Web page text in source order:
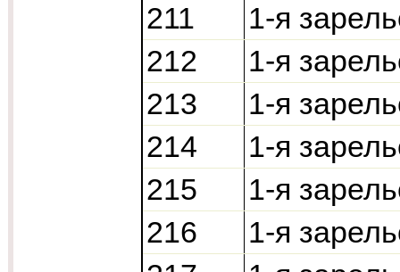
211
1-я
212
1-я
213
1-я
214
1-я
215
1-я
216
1-я